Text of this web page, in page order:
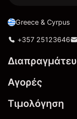
Greece & Cyrpus
+357 25123646
Αγορές
Τιμολόγηση